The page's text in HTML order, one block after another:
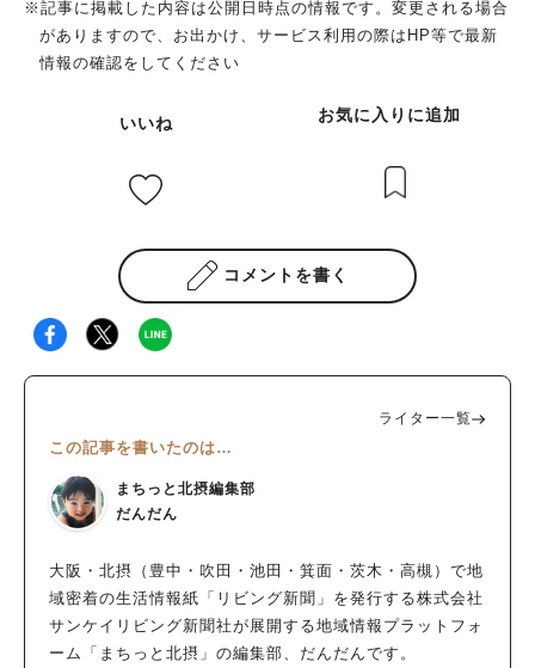
※記事に掲載した内容は公開日時点の情報です。変更される場合
がありますので、お出かけ、サービス利用の際はHP等で最新
情報の確認をしてください
いいね お気に入りに追加
コメントを書く
ライター一覧
この記事を書いたのは…
まちっと北摂編集部
だんだん
大阪・北摂（豊中・吹田・池田・箕面・茨木・高槻）で地
域密着の生活情報紙「リビング新聞」を発行する株式会社
サンケイリビング新聞社が展開する地域情報プラットフォ
ーム「まちっと北摂」の編集部、だんだんです。